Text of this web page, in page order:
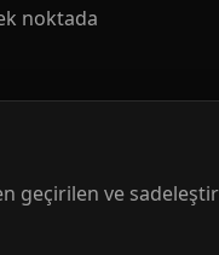
noktada
geçirilen ve